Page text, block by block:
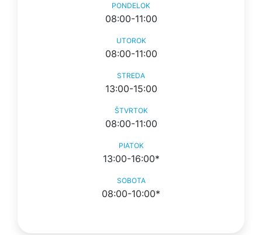
PONDELOK
08:00-11:00
UTOROK
08:00-11:00
STREDA
13:00-15:00
ŠTVRTOK
08:00-11:00
PIATOK
13:00-16:00*
SOBOTA
08:00-10:00*